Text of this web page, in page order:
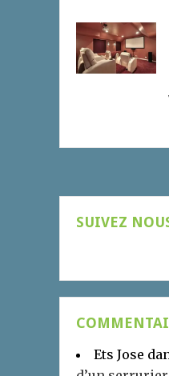
SUIVEZ
Ets Jose